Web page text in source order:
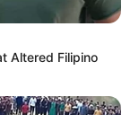
Altered Filipino